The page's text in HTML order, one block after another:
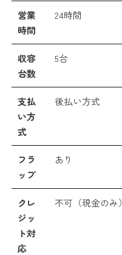
営業
時間
24時間
収容
台数
5台
支払
い方
式
後払い方式
フラ
ップ
あり
クレ
ジッ
ト対
応
不可（現金のみ）